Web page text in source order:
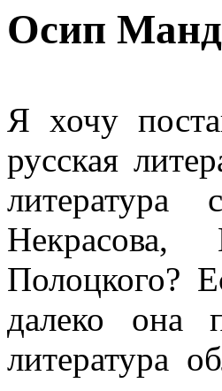
Осип
Я хочу
русская
литература
Полоцкого?
далеко она
литература